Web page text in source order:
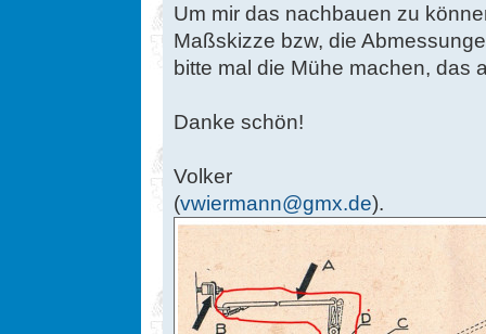
Um mir das nachbauen zu
Maßskizze bzw, die
bitte mal die Mühe machen, das
Danke schön!
Volker
(vwiermann@gmx.de).